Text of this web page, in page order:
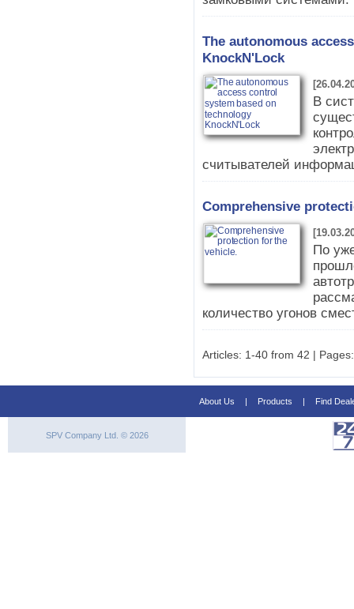
The autonomous
KnockN'Lock
В
считывателей
Comprehensive
По
количество угонов
Articles: 1-40 from 42 | Pages:
About Us | Products | Find
SPV Company Ltd. © 2026